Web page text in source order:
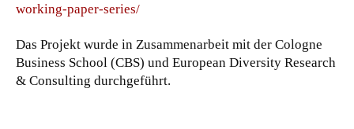
working-paper-series/
Das Projekt wurde in Zusammenarbeit mit der Cologne
Business School (CBS) und European Diversity Research
& Consulting durchgeführt.